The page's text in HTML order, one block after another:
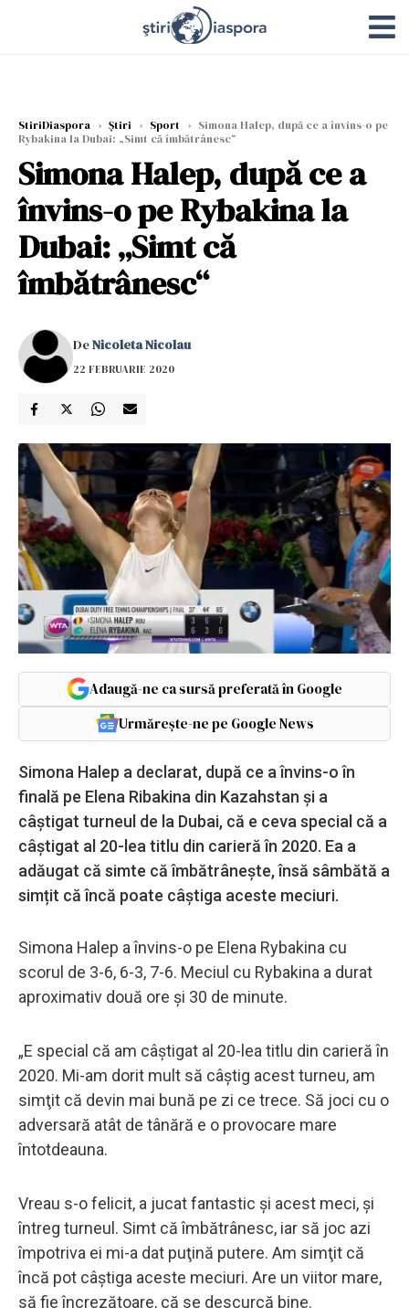
StiriDiaspora › Știri › Sport › Simona Halep, după ce a învins-o pe
Rybakina la Dubai: „Simt că îmbătrânesc“
Simona Halep, după ce a
învins-o pe Rybakina la
Dubai: „Simt că
îmbătrânesc“
DeNicoleta Nicolau
22 FEBRUARIE 2020
Adaugă-ne ca sursă preferată în Google
Urmărește-ne pe Google News
Simona Halep a declarat, după ce a învins-o în
finală pe Elena Ribakina din Kazahstan și a
câștigat turneul de la Dubai, că e ceva special că a
câștigat al 20-lea titlu din carieră în 2020. Ea a
adăugat că simte că îmbătrânește, însă sâmbătă a
simțit că încă poate câștiga aceste meciuri.
Simona Halep a învins-o pe Elena Rybakina cu
scorul de 3-6, 6-3, 7-6. Meciul cu Rybakina a durat
aproximativ două ore şi 30 de minute.
„E special că am câştigat al 20-lea titlu din carieră în
2020. Mi-am dorit mult să câştig acest turneu, am
simţit că devin mai bună pe zi ce trece. Să joci cu o
adversară atât de tânără e o provocare mare
întotdeauna.
Vreau s-o felicit, a jucat fantastic şi acest meci, şi
întreg turneul. Simt că îmbătrânesc, iar să joc azi
împotriva ei mi-a dat puţină putere. Am simţit că
încă pot câştiga aceste meciuri. Are un viitor mare,
să fie încrezătoare, că se descurcă bine.